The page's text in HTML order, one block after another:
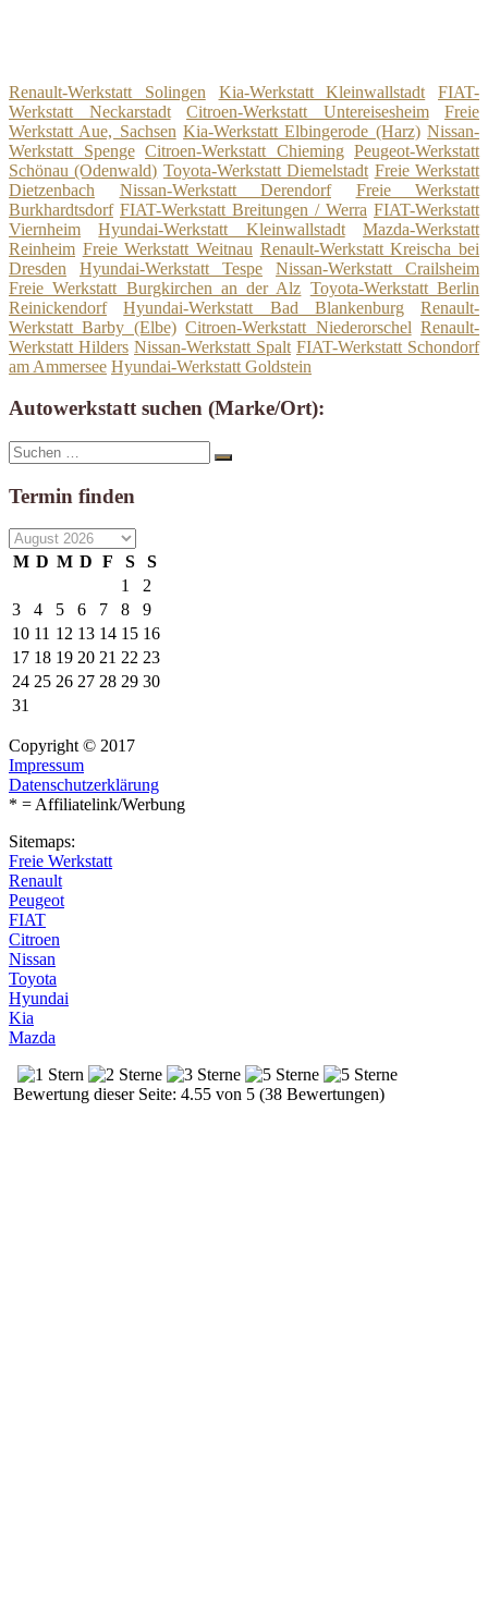
Renault-Werkstatt Solingen Kia-Werkstatt Kleinwallstadt
FIAT-
Werkstatt Neckarstadt
Citroen-Werkstatt Untereisesheim
Freie
Werkstatt Aue, Sachsen Kia-Werkstatt Elbingerode (Harz) Nissan-
Werkstatt Spenge Citroen-Werkstatt Chieming Peugeot-Werkstatt
Schönau (Odenwald) Toyota-Werkstatt Diemelstadt Freie Werkstatt
Dietzenbach
Nissan-Werkstatt Derendorf
Freie Werkstatt
Burkhardtsdorf FIAT-Werkstatt Breitungen / Werra FIAT-Werkstatt
Viernheim
Hyundai-Werkstatt Kleinwallstadt
Mazda-Werkstatt
Reinheim Freie Werkstatt Weitnau Renault-Werkstatt Kreischa bei
Dresden
Hyundai-Werkstatt Tespe
Nissan-Werkstatt Crailsheim
Freie Werkstatt Burgkirchen an der Alz Toyota-Werkstatt Berlin
Reinickendorf
Hyundai-Werkstatt Bad Blankenburg
Renault-
Werkstatt Barby (Elbe) Citroen-Werkstatt Niederorschel Renault-
Werkstatt Hilders Nissan-Werkstatt Spalt FIAT-Werkstatt Schondorf
am Ammersee Hyundai-Werkstatt Goldstein
Autowerkstatt suchen (Marke/Ort):
Suche
nach:
Suchen
Termin finden
M D M D F S
S
1
2
3
4 5 6 7 8
9
10 11 12 13 14 15 16
17 18 19 20 21 22 23
24 25 26 27 28 29 30
31
Copyright © 2017
Impressum
Datenschutzerklärung
* = Affiliatelink/Werbung
Sitemaps:
Freie Werkstatt
Renault
Peugeot
FIAT
Citroen
Nissan
Toyota
Hyundai
Kia
Mazda
Bewertung dieser Seite: 4.55 von 5 (38 Bewertungen)